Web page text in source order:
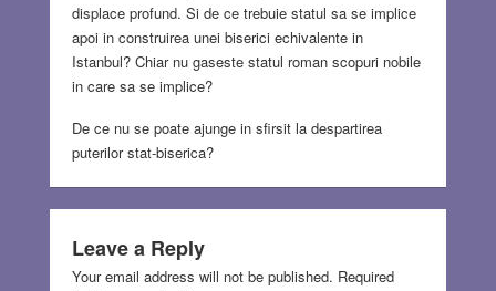
displace profund. Si de ce trebuie statul sa se implice
apoi in construirea unei biserici echivalente in
Istanbul? Chiar nu gaseste statul roman scopuri nobile
in care sa se implice?
De ce nu se poate ajunge in sfirsit la despartirea
puterilor stat-biserica?
Leave a Reply
Your email address will not be published. Required